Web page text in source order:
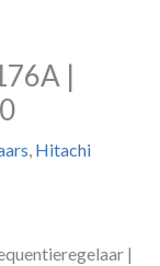
|
, Hitachi
|